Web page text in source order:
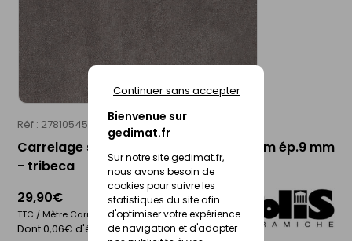
Bienvenue sur
gedimat.fr
Sur notre site gedimat.fr,
nous avons besoin de
cookies pour suivre les
statistiques du site afin
d'optimiser votre expérience
de navigation et d'adapter
Continuer sans accepter
Réf : 27810545 POLIS
Carrelage sol intérieur NYC - 45 x 45 cm ép.9 mm
- tribeca
29,90€
TTC / Mètre Carré
Dont 0,06€ d'éco-participation